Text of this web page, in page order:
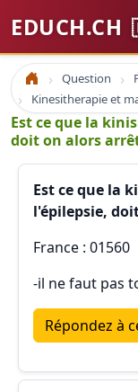
EDUCH.CH
Accueil Question
Est ce que la
doit on alors
Est ce que la
l'épilepsie,
France : 01560
-il ne faut pas
Répondez à